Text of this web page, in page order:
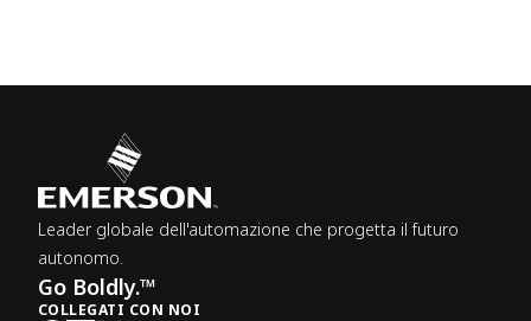
Leader globale dell'automazione che progetta il futuro
autonomo.
Go Boldly.™
COLLEGATI CON NOI